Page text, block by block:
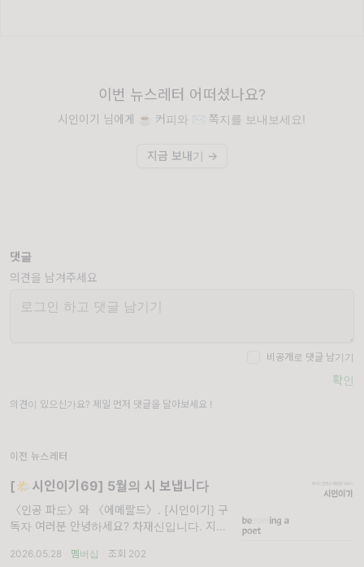
이번 뉴스레터 어떠셨나요?
시인이기 님에게 ☕️ 커피와 ✉️ 쪽지를 보내보세요!
지금 보내기 →
댓글
의견을 남겨주세요
비공개로 댓글 남기기
확인
의견이 있으신가요? 제일 먼저 댓글을 달아보세요 !
이전 뉴스레터
[🌤️시인이기69] 5월의 시 보냅니다
〈인공 파도〉와 〈에메랄드〉. [시인이기] 구
독자 여러분 안녕하세요? 차재신입니다. 지난
한번 사과드립니다. 날씨가 슬슬 더워지고 비도
2026.05.28 멤버십 조회 202